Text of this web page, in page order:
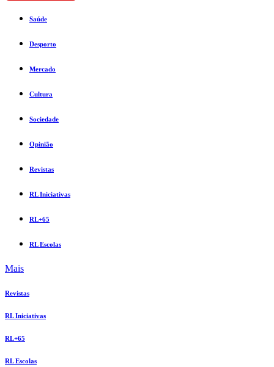
Saúde
Desporto
Mercado
Cultura
Sociedade
Opinião
Revistas
RL Iniciativas
RL+65
RL Escolas
Mais
Revistas
RL Iniciativas
RL+65
RL Escolas